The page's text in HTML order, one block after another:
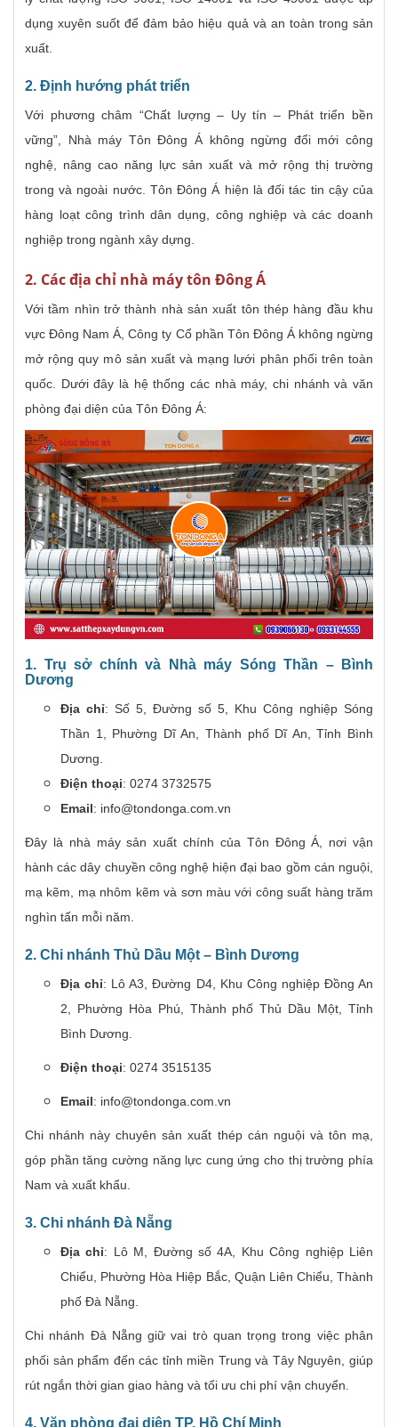
dụng xuyên suốt để đảm bảo hiệu quả và an toàn trong sản
xuất.
2. Định hướng phát triển
Với phương châm “Chất lượng – Uy tín – Phát triển bền
vững”, Nhà máy Tôn Đông Á không ngừng đổi mới công
nghệ, nâng cao năng lực sản xuất và mở rộng thị trường
trong và ngoài nước. Tôn Đông Á hiện là đối tác tin cậy của
hàng loạt công trình dân dụng, công nghiệp và các doanh
nghiệp trong ngành xây dựng.
2. Các địa chỉ nhà máy tôn Đông Á
Với tầm nhìn trở thành nhà sản xuất tôn thép hàng đầu khu
vực Đông Nam Á, Công ty Cổ phần Tôn Đông Á không ngừng
mở rộng quy mô sản xuất và mạng lưới phân phối trên toàn
quốc. Dưới đây là hệ thống các nhà máy, chi nhánh và văn
phòng đại diện của Tôn Đông Á:
1. Trụ sở chính và Nhà máy Sóng Thần – Bình
Dương
Địa chỉ: Số 5, Đường số 5, Khu Công nghiệp Sóng
Thần 1, Phường Dĩ An, Thành phố Dĩ An, Tỉnh Bình
Dương.
Điện thoại: 0274 3732575
Email: info@tondonga.com.vn
Đây là nhà máy sản xuất chính của Tôn Đông Á, nơi vận
hành các dây chuyền công nghệ hiện đại bao gồm cán nguội,
mạ kẽm, mạ nhôm kẽm và sơn màu với công suất hàng trăm
nghìn tấn mỗi năm.
2. Chi nhánh Thủ Dầu Một – Bình Dương
Địa chỉ: Lô A3, Đường D4, Khu Công nghiệp Đồng An
2, Phường Hòa Phú, Thành phố Thủ Dầu Một, Tỉnh
Bình Dương.
Điện thoại: 0274 3515135
Email: info@tondonga.com.vn
Chi nhánh này chuyên sản xuất thép cán nguội và tôn mạ,
góp phần tăng cường năng lực cung ứng cho thị trường phía
Nam và xuất khẩu.
3. Chi nhánh Đà Nẵng
Địa chỉ: Lô M, Đường số 4A, Khu Công nghiệp Liên
Chiểu, Phường Hòa Hiệp Bắc, Quận Liên Chiểu, Thành
phố Đà Nẵng.
Chi nhánh Đà Nẵng giữ vai trò quan trọng trong việc phân
phối sản phẩm đến các tỉnh miền Trung và Tây Nguyên, giúp
rút ngắn thời gian giao hàng và tối ưu chi phí vận chuyển.
4. Văn phòng đại diện TP. Hồ Chí Minh